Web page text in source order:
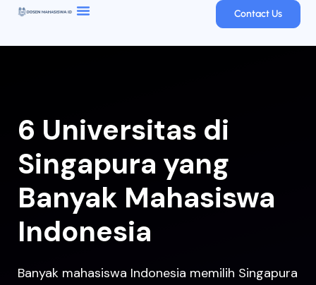
Contact Us
6 Universitas di
Singapura yang
Banyak Mahasiswa
Indonesia
Banyak mahasiswa Indonesia memilih Singapura